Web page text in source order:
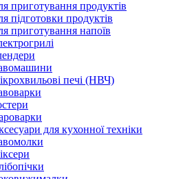
приготування продуктів
підготовки продуктів
приготування напоїв
печі (НВЧ)
для кухонної техніки